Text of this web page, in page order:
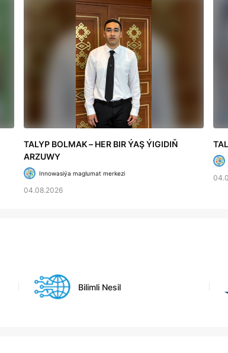
TALYP BOLMAK – HER BIR ÝAŞ ÝIGIDIŇ
ARZUWY
Innowasiýa maglumat merkezi
04.08.2026
Bilimli Nesil